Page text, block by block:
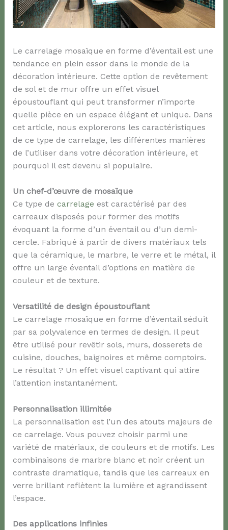
Le carrelage mosaïque en forme d’éventail est une
tendance en plein essor dans le monde de la
décoration intérieure. Cette option de revêtement
de sol et de mur offre un effet visuel
époustouflant qui peut transformer n’importe
quelle pièce en un espace élégant et unique. Dans
cet article, nous explorerons les caractéristiques
de ce type de carrelage, les différentes manières
de l’utiliser dans votre décoration intérieure, et
pourquoi il est devenu si populaire.
Un chef-d’œuvre de mosaïque
Ce type de carrelage est caractérisé par des
carreaux disposés pour former des motifs
évoquant la forme d’un éventail ou d’un demi-
cercle. Fabriqué à partir de divers matériaux tels
que la céramique, le marbre, le verre et le métal, il
offre un large éventail d’options en matière de
couleur et de texture.
Versatilité de design époustouflant
Le carrelage mosaïque en forme d’éventail séduit
par sa polyvalence en termes de design. Il peut
être utilisé pour revêtir sols, murs, dosserets de
cuisine, douches, baignoires et même comptoirs.
Le résultat ? Un effet visuel captivant qui attire
l’attention instantanément.
Personnalisation illimitée
La personnalisation est l’un des atouts majeurs de
ce carrelage. Vous pouvez choisir parmi une
variété de matériaux, de couleurs et de motifs. Les
combinaisons de marbre blanc et noir créent un
contraste dramatique, tandis que les carreaux en
verre brillant reflètent la lumière et agrandissent
l’espace.
Des applications infinies